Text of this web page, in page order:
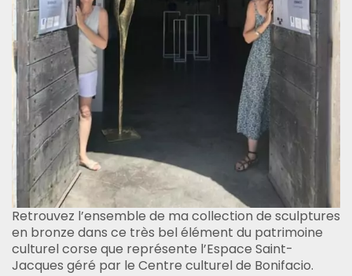
Retrouvez l’ensemble de ma collection de sculptures
en bronze dans ce très bel élément du patrimoine
culturel corse que représente l’Espace Saint-
Jacques géré par le Centre culturel de Bonifacio.